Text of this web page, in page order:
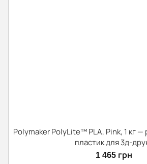
Polymaker PolyLite™ PLA, Pink, 1 кг
пластик для 3д-
1 465 грн